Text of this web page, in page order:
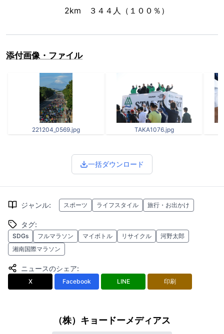
2km ３４４人（１００％）
添付画像・ファイル
221204_0569.jpg TAKA1076.jpg
一括ダウンロード
ジャンル: スポーツ ライフスタイル 旅行・お出かけ
タグ:
SDGs フルマラソン マイボトル リサイクル
河野太郎
湘南国際マラソン
ニュースのシェア:
X Facebook LINE 印刷
（株）キョードーメディアス